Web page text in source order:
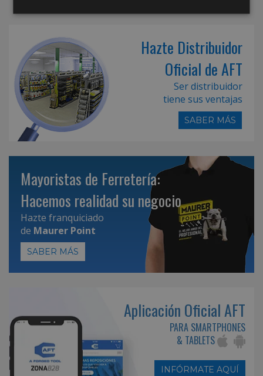
Hazte Distribuidor
Oficial de AFT
Ser distribuidor
tiene sus ventajas
SABER MÁS
Mayoristas de Ferretería:
Hacemos realidad su negocio
Hazte franquiciado
de Maurer Point
SABER MÁS
Aplicación Oficial AFT
PARA SMARTPHONES
& TABLETS
INFÓRMATE AQUÍ